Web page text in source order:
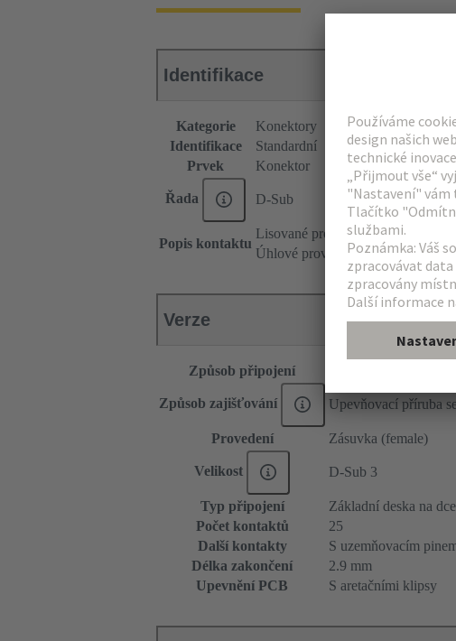
Identifikace
Kategorie
Konektory
Identifikace
Standardní
Prvek
Konektor
Řada D-Sub
Popis kontaktu
Lisované provedení
Úhlové provedení
Verze
Způsob připojení
Způsob zajišťování Upevňovací příruba
Provedení Zásuvka (female)
Velikost D-Sub 3
Typ připojení
Základní deska na
Počet kontaktů
25
Další kontakty
S uzemňovacím
Délka zakončení
2.9 mm
Upevnění PCB
S aretačními klipsy